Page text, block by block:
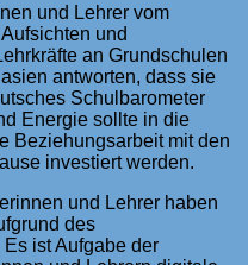
und Lehrer vom
und
an Grundschulen
antworten, dass sie
Schulbarometer
Energie sollte in die
Beziehungsarbeit mit den
investiert werden.
und Lehrer haben
des
ist Aufgabe der